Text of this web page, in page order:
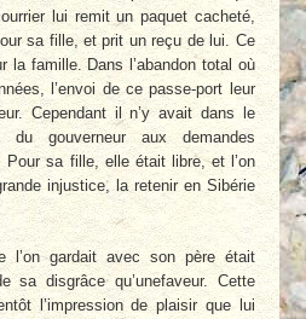
lui remit un paquet cacheté,
sa fille, et prit un reçu de lui. Ce
la famille. Dans l’abandon total où
l’envoi de ce passe-port leur
Cependant il n’y avait dans le
du gouverneur aux demandes
Pour sa fille, elle était libre, et l’on
injustice, la retenir en Sibérie
l’on gardait avec son père était
sa disgrâce qu’unefaveur. Cette
l’impression de plaisir que lui